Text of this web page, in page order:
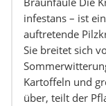
infestans – ist
auftretende
Sie breitet sich
Kartoffeln und
über, teilt der